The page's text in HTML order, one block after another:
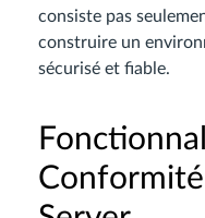
consiste pas
construire un
sécurisé et fiable.